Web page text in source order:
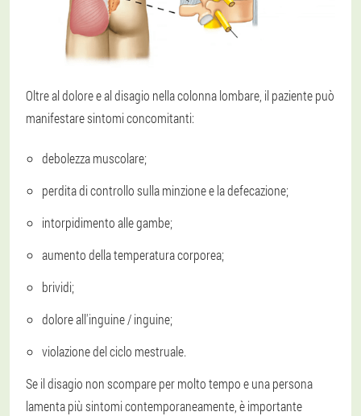
Oltre al dolore e al disagio nella colonna lombare, il paziente può
manifestare sintomi concomitanti:
debolezza muscolare;
perdita di controllo sulla minzione e la defecazione;
intorpidimento alle gambe;
aumento della temperatura corporea;
brividi;
dolore all'inguine / inguine;
violazione del ciclo mestruale.
Se il disagio non scompare per molto tempo e una persona
lamenta più sintomi contemporaneamente, è importante